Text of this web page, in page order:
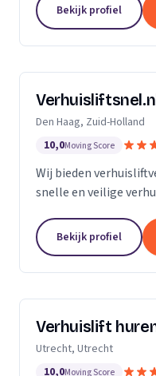
Bekijk profiel
Den Haag, Zuid-Holland
10,0Moving Score
Wij bieden
snelle en veilige
Bekijk profiel
Verhuislift
Utrecht, Utrecht
10,0Moving Score